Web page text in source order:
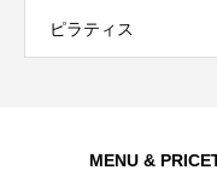
ピラティス
MENU & PRICE